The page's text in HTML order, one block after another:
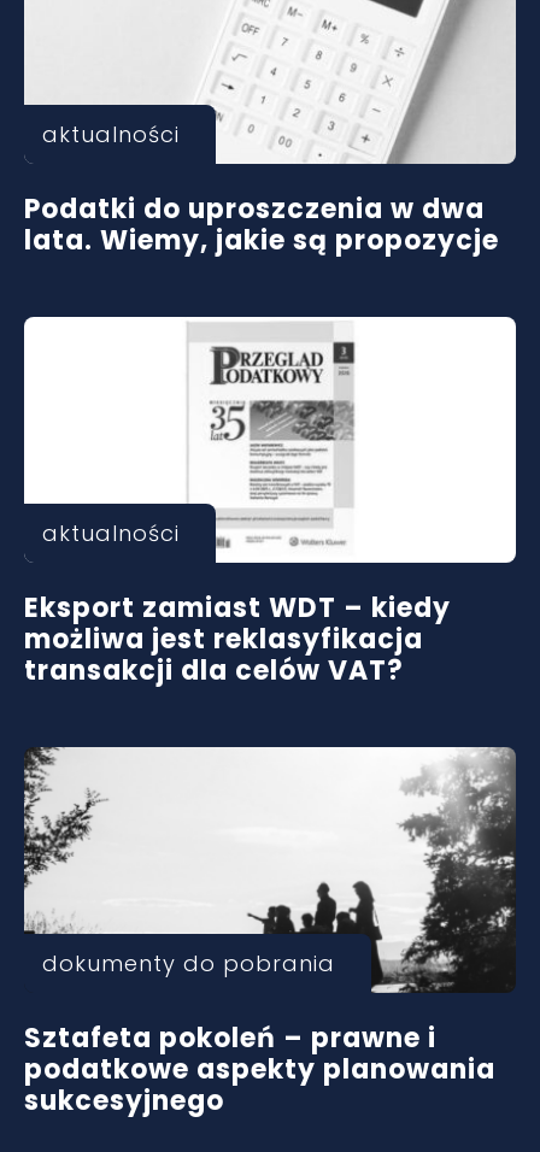
aktualności
Podatki do uproszczenia w dwa
lata. Wiemy, jakie są propozycje
aktualności
Eksport zamiast WDT – kiedy
możliwa jest reklasyfikacja
transakcji dla celów VAT?
dokumenty do pobrania
Sztafeta pokoleń – prawne i
podatkowe aspekty planowania
sukcesyjnego